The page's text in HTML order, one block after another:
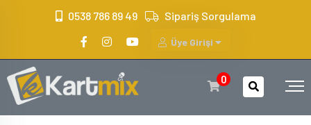
0538 786 89 49 Sipariş Sorgulama
Üye Girişi
0